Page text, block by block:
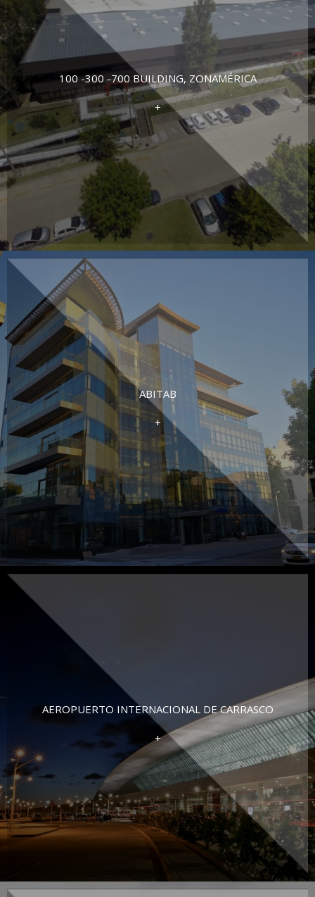
100 -300 -700 BUILDING, ZONAMÉRICA
+
ABITAB
+
AEROPUERTO INTERNACIONAL DE CARRASCO
+